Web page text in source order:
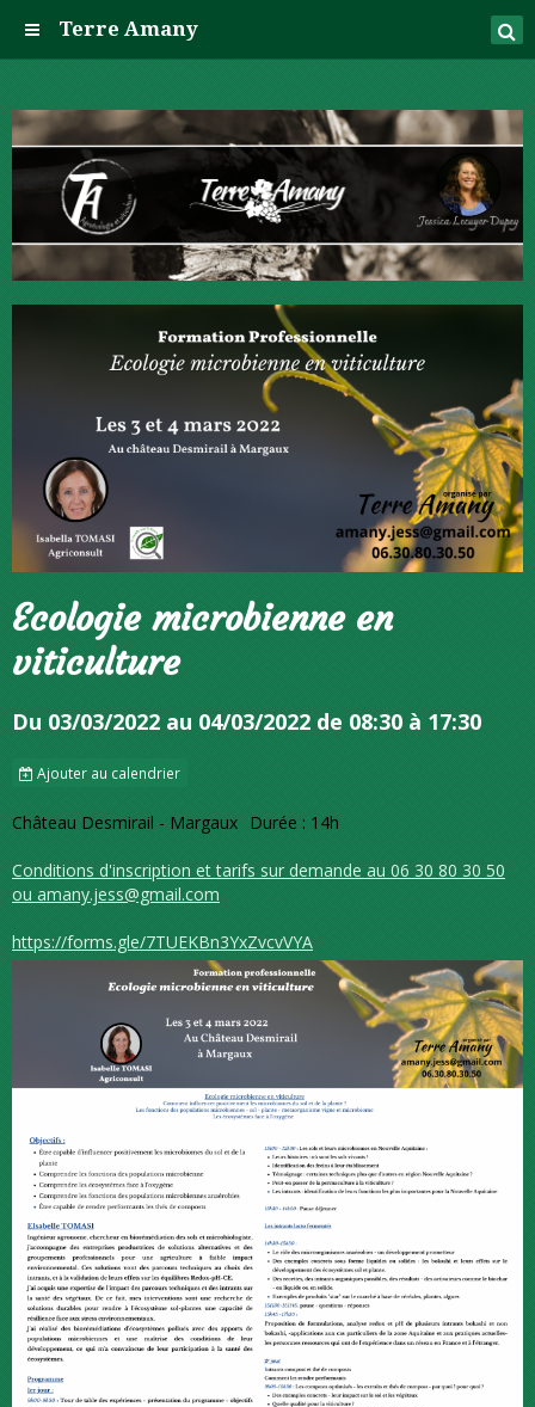
Terre Amany
Ecologie microbienne en
viticulture
Du 03/03/2022 au 04/03/2022 de 08:30 à 17:30
Ajouter au calendrier
Château Desmirail - Margaux Durée : 14h
Conditions d'inscription et tarifs sur demande au 06 30 80 30 50
ou amany.jess@gmail.com
https://forms.gle/7TUEKBn3YxZvcvVYA